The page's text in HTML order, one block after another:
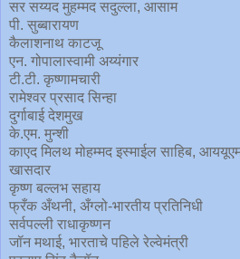
सर सय्यद मुहम्मद सदुल्ला, आसाम
पी. सुब्बारायण
कैलाशनाथ काटजू
एन. गोपालास्वामी अय्यंगार
टी.टी. कृष्णामचारी
रामेश्वर प्रसाद सिन्हा
दुर्गाबाई देशमुख
के.एम. मुन्शी
काएद मिलथ मोहम्मद इस्माईल साहिब,
खासदार
कृष्ण बल्लभ सहाय
फ्रँक अँथनी, अँग्लो-भारतीय प्रतिनिधी
सर्वपल्ली राधाकृष्णन
जॉन मथाई, भारताचे पहिले रेल्वेमंत्री